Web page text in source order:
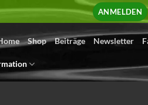
ANMELDEN
Shop Beiträge Newsletter